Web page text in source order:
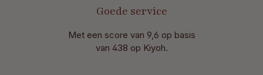
Goede service
Met een score van 9,6 op basis
van 438 op Kiyoh.